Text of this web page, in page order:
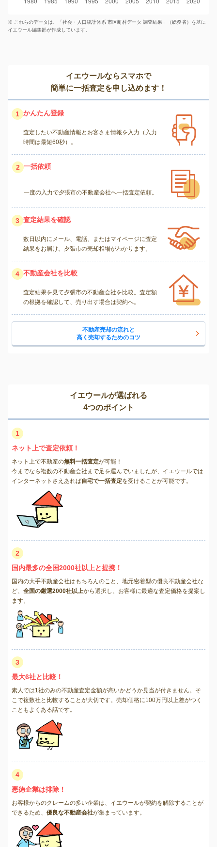
※ これらのデータは、「社会・人口統計体系 市区町村データ 調査結果」（総務省）を基に
イエウール編集部が作成しています。
イエウールならスマホで
簡単に一括査定を申し込めます！
1 かんたん登録
査定したい不動産情報とお客さま情報を入力（入力
時間は最短60秒）。
2 一括依頼
一度の入力で夕張市の不動産会社へ一括査定依頼。
3 査定結果を確認
数日以内にメール、電話、またはマイページに査定
結果をお届け。夕張市の売却相場がわかります。
4 不動産会社を比較
査定結果を見て夕張市の不動産会社を比較。査定額
の根拠を確認して、売り出す場合は契約へ。
不動産売却の流れと
高く売却するためのコツ
イエウールが選ばれる
4つのポイント
1
ネット上で査定依頼！
ネット上で不動産の無料一括査定が可能！
今までなら複数の不動産会社まで足を運んでいましたが、イエウールでは
インターネットさえあれば自宅で一括査定を受けることが可能です。
2
国内最多の全国2000社以上と提携！
国内の大手不動産会社はもちろんのこと、地元密着型の優良不動産会社な
ど、 全国の厳選2000社以上から選択し、お客様に最適な査定価格を提案し
ます。
3
最大6社と比較！
素人では1社のみの不動産査定金額が高いかどうか見当が付きません。そ
こで複数社と比較することが大切です。売却価格に100万円以上差がつく
こともよくある話です。
4
悪徳企業は排除！
お客様からのクレームの多い企業は、イエウールが契約を解除することが
できるため、 優良な不動産会社が集まっています。